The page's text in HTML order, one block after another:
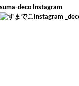
suma-deco Instagram